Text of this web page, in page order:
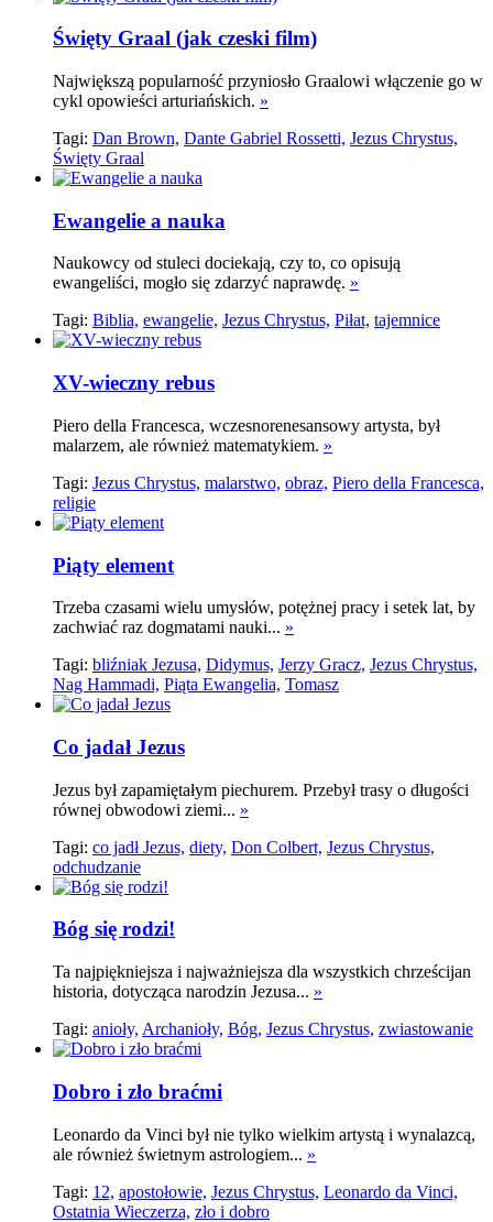
Święty Graal (jak czeski film)
Największą popularność przyniosło Graalowi włączenie go w
cykl opowieści arturiańskich. »
Tagi: Dan Brown, Dante Gabriel Rossetti, Jezus Chrystus,
Święty Graal
Ewangelie a nauka
Naukowcy od stuleci dociekają, czy to, co opisują
ewangeliści, mogło się zdarzyć naprawdę. »
Tagi: Biblia, ewangelie, Jezus Chrystus, Piłat, tajemnice
XV-wieczny rebus
Piero della Francesca, wczesnorenesansowy artysta, był
malarzem, ale również matematykiem. »
Tagi: Jezus Chrystus, malarstwo, obraz, Piero della Francesca,
religie
Piąty element
Trzeba czasami wielu umysłów, potężnej pracy i setek lat, by
zachwiać raz dogmatami nauki... »
Tagi: bliźniak Jezusa, Didymus, Jerzy Gracz, Jezus Chrystus,
Nag Hammadi, Piąta Ewangelia, Tomasz
Co jadał Jezus
Jezus był zapamiętałym piechurem. Przebył trasy o długości
równej obwodowi ziemi... »
Tagi: co jadł Jezus, diety, Don Colbert, Jezus Chrystus,
odchudzanie
Bóg się rodzi!
Ta najpiękniejsza i najważniejsza dla wszystkich chrześcijan
historia, dotycząca narodzin Jezusa... »
Tagi: anioły, Archanioły, Bóg, Jezus Chrystus, zwiastowanie
Dobro i zło braćmi
Leonardo da Vinci był nie tylko wielkim artystą i wynalazcą,
ale również świetnym astrologiem... »
Tagi: 12, apostołowie, Jezus Chrystus, Leonardo da Vinci,
Ostatnia Wieczerza, zło i dobro